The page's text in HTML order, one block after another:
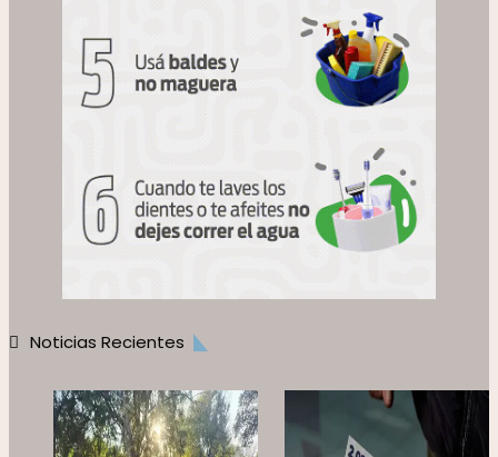
Noticias Recientes